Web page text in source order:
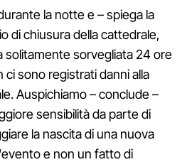
la notte e – spiega la
di chiusura della cattedrale,
solitamente sorvegliata 24 ore
sono registrati danni alla
Auspichiamo – conclude –
sensibilità da parte di
la nascita di una nuova
e non un fatto di